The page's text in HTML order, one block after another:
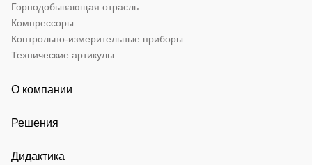
Горнодобывающая отрасль
Компрессоры
Контрольно-измерительные приборы
Технические артикулы
О компании
Решения
Дидактика